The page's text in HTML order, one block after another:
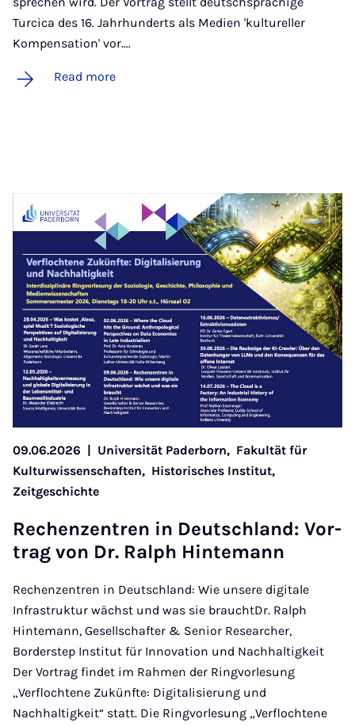
Turcica des 16. Jahrhunderts als Medien 'kultureller
Kompensation' vor.…
Read more
09.06.2026 | Universität Paderborn, Fakultät für
Kulturwissenschaften, Historisches Institut,
Zeitgeschichte
Rechen­zen­tren in Deutsch­land: Vor­
trag von Dr. Ral­ph Hin­te­m­ann
Rechenzentren in Deutschland: Wie unsere digitale
Infrastruktur wächst und was sie brauchtDr. Ralph
Hintemann, Gesellschafter & Senior Researcher,
Borderstep Institut für Innovation und Nachhaltigkeit
Der Vortrag findet im Rahmen der Ringvorlesung
„Verflochtene Zukünfte: Digitalisierung und
Nachhaltigkeit“ statt. Die Ringvorlesung „Verflochtene